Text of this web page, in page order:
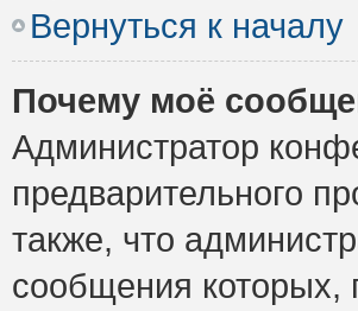
Вернуться к началу
Почему моё
Администратор
предварительного
также, что
сообщения